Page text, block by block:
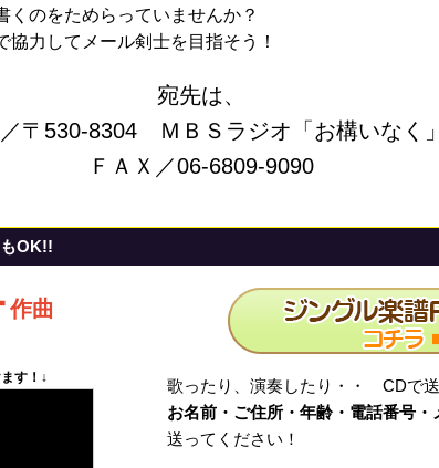
くのをためらっていませんか？
力してメール剣士を目指そう！
宛先は、
〒530-8304 ＭＢＳラジオ「お構いなく
ＦＡＸ／06-6809-9090
OK!!
作曲
す！↓
歌ったり、演奏したり・・ CDで
お名前・ご住所・年齢・電話番号・
送ってください！